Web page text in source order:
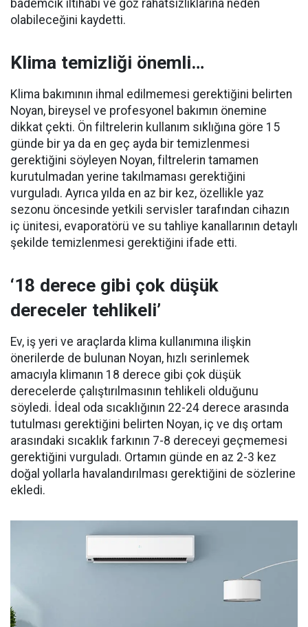
bademcik iltihabı ve göz rahatsızlıklarına neden
olabileceğini kaydetti.
Klima temizliği önemli…
Klima bakımının ihmal edilmemesi gerektiğini belirten
Noyan, bireysel ve profesyonel bakımın önemine
dikkat çekti. Ön filtrelerin kullanım sıklığına göre 15
günde bir ya da en geç ayda bir temizlenmesi
gerektiğini söyleyen Noyan, filtrelerin tamamen
kurutulmadan yerine takılmaması gerektiğini
vurguladı. Ayrıca yılda en az bir kez, özellikle yaz
sezonu öncesinde yetkili servisler tarafından cihazın
iç ünitesi, evaporatörü ve su tahliye kanallarının detaylı
şekilde temizlenmesi gerektiğini ifade etti.
‘18 derece gibi çok düşük
dereceler tehlikeli’
Ev, iş yeri ve araçlarda klima kullanımına ilişkin
önerilerde de bulunan Noyan, hızlı serinlemek
amacıyla klimanın 18 derece gibi çok düşük
derecelerde çalıştırılmasının tehlikeli olduğunu
söyledi. İdeal oda sıcaklığının 22-24 derece arasında
tutulması gerektiğini belirten Noyan, iç ve dış ortam
arasındaki sıcaklık farkının 7-8 dereceyi geçmemesi
gerektiğini vurguladı. Ortamın günde en az 2-3 kez
doğal yollarla havalandırılması gerektiğini de sözlerine
ekledi.